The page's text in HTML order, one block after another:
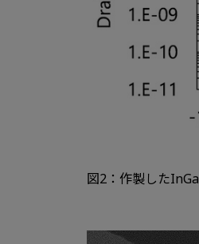
図2：作製した